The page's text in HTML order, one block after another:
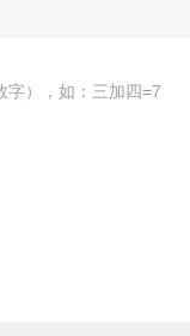
字），如：三加四=7